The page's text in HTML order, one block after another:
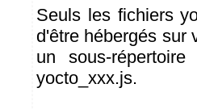
Seuls les fichiers
d'être hébergés sur
un sous-répertoire
yocto_xxx.js.